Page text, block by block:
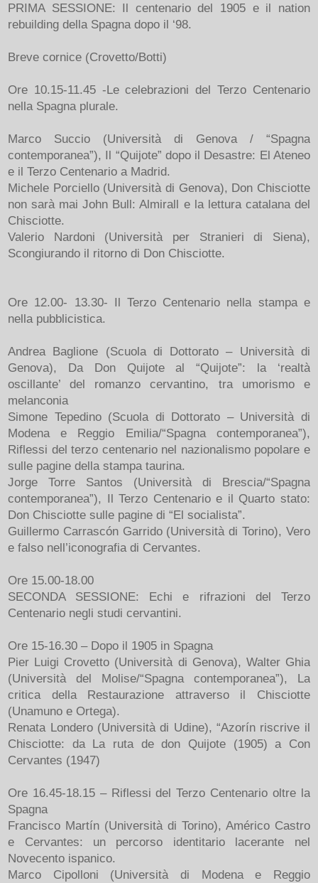
PRIMA SESSIONE: Il centenario del 1905 e il nation
rebuilding della Spagna dopo il ‘98.
Breve cornice (Crovetto/Botti)
Ore 10.15-11.45 -Le celebrazioni del Terzo Centenario
nella Spagna plurale.
Marco Succio (Università di Genova / “Spagna
contemporanea”), Il “Quijote” dopo il Desastre: El Ateneo
e il Terzo Centenario a Madrid.
Michele Porciello (Università di Genova), Don Chisciotte
non sarà mai John Bull: Almirall e la lettura catalana del
Chisciotte.
Valerio Nardoni (Università per Stranieri di Siena),
Scongiurando il ritorno di Don Chisciotte.
Ore 12.00- 13.30- Il Terzo Centenario nella stampa e
nella pubblicistica.
Andrea Baglione (Scuola di Dottorato – Università di
Genova), Da Don Quijote al “Quijote”: la ‘realtà
oscillante’ del romanzo cervantino, tra umorismo e
melanconia
Simone Tepedino (Scuola di Dottorato – Università di
Modena e Reggio Emilia/“Spagna contemporanea”),
Riflessi del terzo centenario nel nazionalismo popolare e
sulle pagine della stampa taurina.
Jorge Torre Santos (Università di Brescia/“Spagna
contemporanea”), Il Terzo Centenario e il Quarto stato:
Don Chisciotte sulle pagine di “El socialista”.
Guillermo Carrascón Garrido (Università di Torino), Vero
e falso nell’iconografia di Cervantes.
Ore 15.00-18.00
SECONDA SESSIONE: Echi e rifrazioni del Terzo
Centenario negli studi cervantini.
Ore 15-16.30 – Dopo il 1905 in Spagna
Pier Luigi Crovetto (Università di Genova), Walter Ghia
(Università del Molise/“Spagna contemporanea”), La
critica della Restaurazione attraverso il Chisciotte
(Unamuno e Ortega).
Renata Londero (Università di Udine), “Azorín riscrive il
Chisciotte: da La ruta de don Quijote (1905) a Con
Cervantes (1947)
Ore 16.45-18.15 – Riflessi del Terzo Centenario oltre la
Spagna
Francisco Martín (Università di Torino), Américo Castro
e Cervantes: un percorso identitario lacerante nel
Novecento ispanico.
Marco Cipolloni (Università di Modena e Reggio